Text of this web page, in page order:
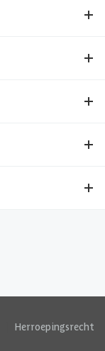
Herroepingsrecht